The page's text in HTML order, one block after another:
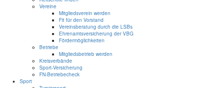
Vereine
Mitgliedsverein werden
Fit für den Vorstand
Vereinsberatung durch die LSBs
Ehrenamtsversicherung der VBG
Fördermöglichkeiten
Betriebe
Mitgliedsbetrieb werden
Kreisverbände
Sport-Versicherung
FN-Betriebecheck
Sport